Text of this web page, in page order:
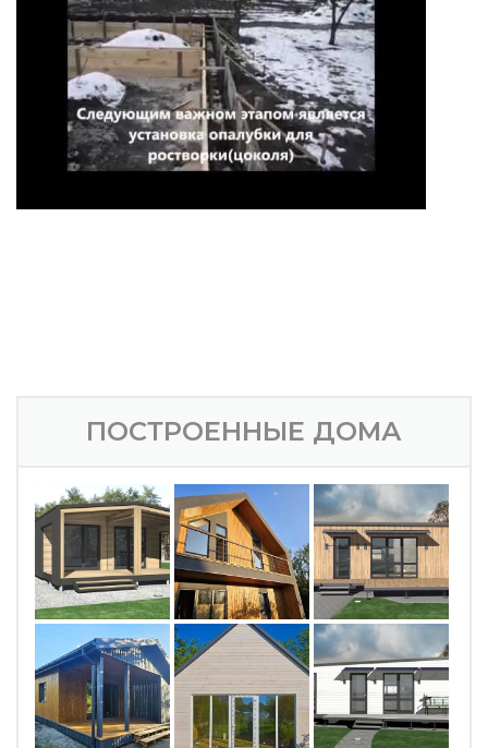
ПОСТРОЕННЫЕ ДОМА